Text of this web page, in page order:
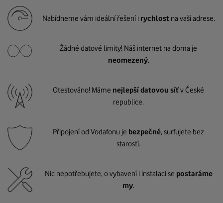
Nabídneme vám ideální řešení i rychlost na vaší adrese.
Žádné datové limity! Náš internet na doma je
neomezený.
Otestováno! Máme nejlepší datovou síťv České
republice.
Připojení od Vodafonu je bezpečné, surfujete bez
starostí.
Nic nepotřebujete, o vybavení i instalaci se postaráme
my.